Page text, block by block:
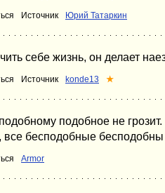
Источник Юрий Татаркин
себе жизнь, он делает
Источник konde13 ★
подобное не грозит.
бесподобные
Armor